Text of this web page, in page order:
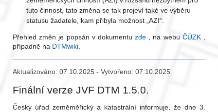
tuto činnost, tato změna se tak projeví také ve výběru
statusu žadatele, kam přibyla možnost „AZI“.
Přehled změn je popsán v dokumentuzde , na webu ČÚZK
případně na DTMwiki
Aktualizováno: 07.10.2025 - Vytvořeno: 07.10.2025
Finální verze JVF DTM 1.5.0.
Český úřad zeměměřický a katastrální informuje, že dne 3.